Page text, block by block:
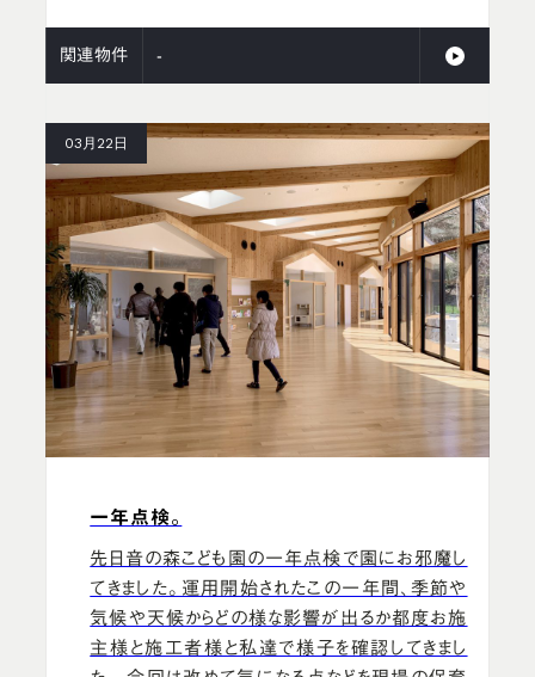
関連物件 -
03月22日
一年点検。
先日音の森こども園の一年点検で園にお邪魔し
てきました。運用開始されたこの一年間、季節や
気候や天候からどの様な影響が出るか都度お施
主様と施工者様と私達で様子を確認してきまし